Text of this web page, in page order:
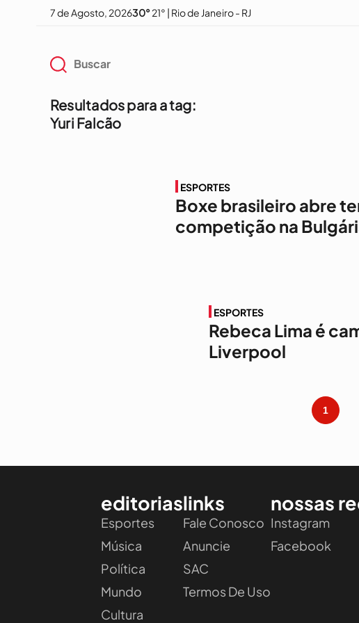
7 de Agosto, 202630°21° | Rio de Janeiro - RJ
Resultados para a tag:
Yuri Falcão
ESPORTES
Boxe brasileiro abre
competição na
ESPORTES
Rebeca Lima é
Liverpool
1
editorias
Esportes
Música
Política
Mundo
Cultura
links
Fale Conosco
Anuncie
SAC
Termos De Uso
nossas
Instagram
Facebook